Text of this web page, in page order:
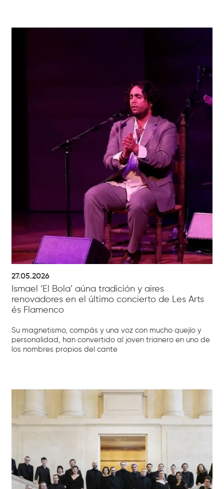
27.05.2026
Ismael ‘El Bola’ aúna tradición y aires
renovadores en el último concierto de Les Arts
és Flamenco
Su magnetismo, compás y una voz con mucho quejío y
personalidad, han convertido al joven trianero en uno de
los nombres propios del cante